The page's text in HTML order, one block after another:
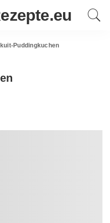
Puddingkuchen